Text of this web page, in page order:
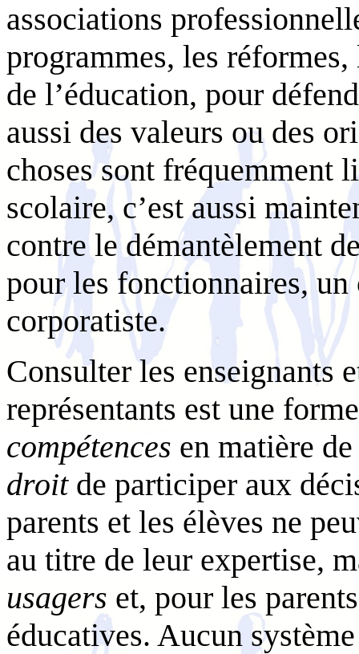
associations
programmes, les
de l’éducation, pour
aussi des valeurs ou des
choses sont fréquemment
scolaire, c’est aussi
contre le démantèlement
pour les fonctionnaires,
corporatiste.
Consulter les enseignants
représentants est une
compétences en matière
droitde participer aux
parents et les élèves ne
au titre de leur expertise,
usagers et, pour les
éducatives. Aucun